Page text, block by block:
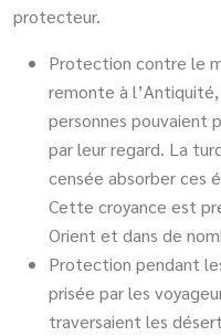
protecteur.
Protection contre le
remonte à
personnes pouvaient
par leur regard. La
censée absorber ces
Cette croyance est
Orient et dans de
Protection pendant
prisée par les
traversaient les